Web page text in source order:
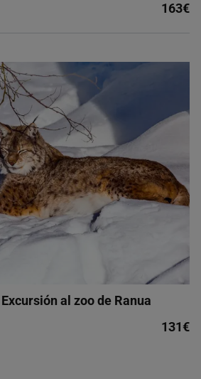
163€
al zoo de Ranua
131€